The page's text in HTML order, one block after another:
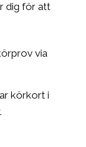
dig för att
via
körkort i
.